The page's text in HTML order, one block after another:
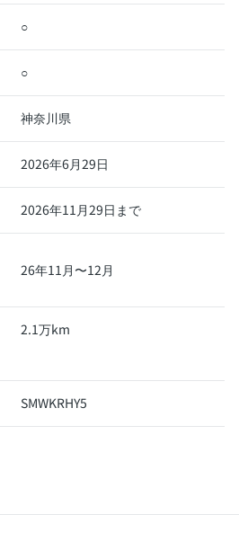
○
○
神奈川県
2026年6月29日
2026年11月29日まで
26年11月〜12月
2.1万km
SMWKRHY5